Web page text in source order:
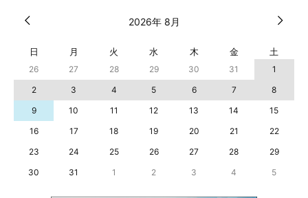
2026年 8月
日 月 火 水 木 金 土
26 27 28 29 30 31
1
2
3 4 5 6 7
8
9
10 11 12 13 14
15
16
17 18 19 20 21
22
23
24 25 26 27 28
29
30
31 1 2 3 4 5